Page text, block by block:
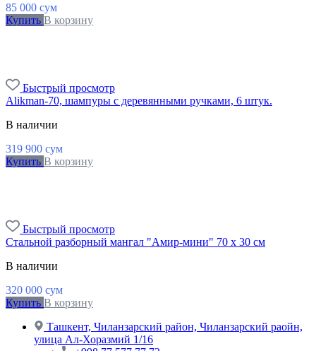
85 000 сум
Купить В корзину
Быстрый просмотр
Alikman-70, шампуры с деревянными ручками, 6 штук.
В наличии
319 900 сум
Купить В корзину
Быстрый просмотр
Стальной разборный мангал "Амир-мини" 70 х 30 см
В наличии
320 000 сум
Купить В корзину
Ташкент, Чиланзарский район, Чиланзарский раойн,
улица Ал-Хоразмий 1/16